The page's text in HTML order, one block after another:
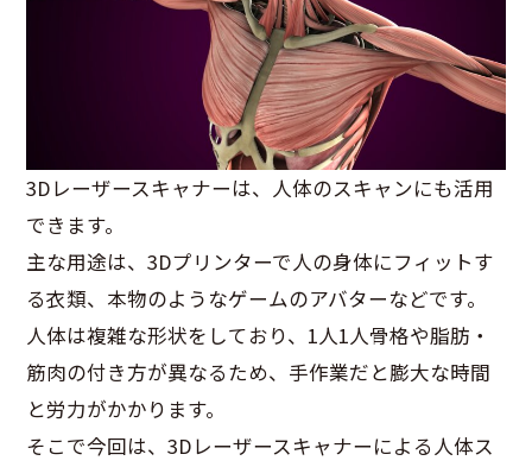
3Dレーザースキャナーは、人体のスキャンにも活用
できます。
主な用途は、3Dプリンターで人の身体にフィットす
る衣類、本物のようなゲームのアバターなどです。
人体は複雑な形状をしており、1人1人骨格や脂肪・
筋肉の付き方が異なるため、手作業だと膨大な時間
と労力がかかります。
そこで今回は、3Dレーザースキャナーによる人体ス